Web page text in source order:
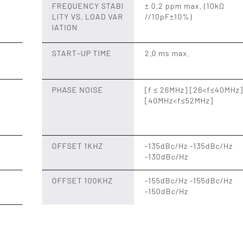
FREQUENCY STABI
LITY VS. LOAD VAR
IATION
± 0.2 ppm max. (10kΩ
//10pF±10%)
START–UP TIME 2.0 ms max.
PHASE NOISE
[f ≤ 26MHz] [26<f≤40MHz]
[40MHz<f≤52MHz]
OFFSET 1KHZ
-135dBc/Hz -135dBc/Hz
-130dBc/Hz
OFFSET 100KHZ
-155dBc/Hz -155dBc/Hz
-150dBc/Hz